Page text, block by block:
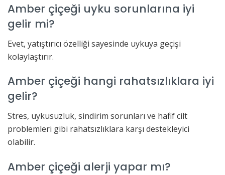
Amber çiçeği uyku sorunlarına iyi
gelir mi?
Evet, yatıştırıcı özelliği sayesinde uykuya geçişi
kolaylaştırır.
Amber çiçeği hangi rahatsızlıklara iyi
gelir?
Stres, uykusuzluk, sindirim sorunları ve hafif cilt
problemleri gibi rahatsızlıklara karşı destekleyici
olabilir.
Amber çiçeği alerji yapar mı?